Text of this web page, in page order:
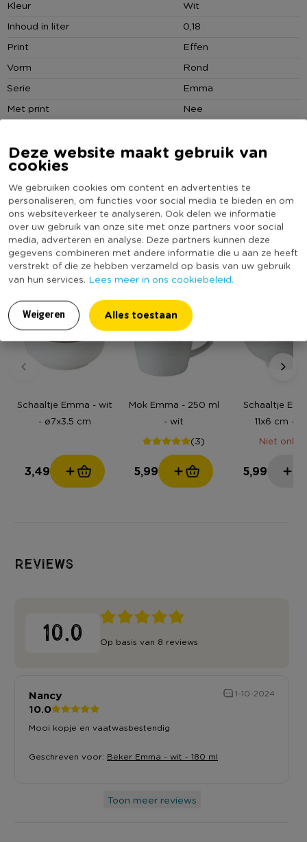
Deze website maakt gebruik van
cookies
We gebruiken cookies om content en advertenties te
personaliseren, om functies voor social media te bieden en om
ons websiteverkeer te analyseren. Ook delen we informatie
over uw gebruik van onze site met onze partners voor social
media, adverteren en analyse. Deze partners kunnen deze
gegevens combineren met andere informatie die u aan ze heeft
verstrekt of die ze hebben verzameld op basis van uw gebruik
van hun services. Lees meer in ons cookiebeleid.
Weigeren Alles toestaan
Kleur
Wit
Inhoud in liter
0,18
Print
Effen
Vorm
Rond
Serie
Emma
Met print
Nee
Geschikt voor magnetron
Ja
Dubbelwandig
Met oor
Nee
Duurzaamheidsscore
MEER UIT DEZE SERIE
Schaaltje Emma - wit
- ø7x3.5 cm
3,49
Mok Emma - 250 ml
- wit
(3)
5,99
Schaaltje
11x6 cm -
Niet online
5,99
Reviews
10.0 Op basis van 8 reviews
Nancy 1-10-2024
10.0
Mooi kopje en vaatwasbestendig
Geschreven voor: Beker Emma - wit - 180 ml
Toon meer reviews